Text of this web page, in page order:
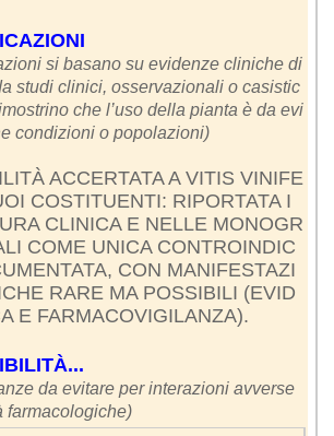
si basano su evidenze cliniche di
studi clinici, osservazionali o casistic
che l’uso della pianta è da evi
condizioni o popolazioni)
ACCERTATA A VITIS VINIFE
COSTITUENTI: RIPORTATA I
CLINICA E NELLE MONOGR
COME UNICA CONTROINDIC
CON MANIFESTAZI
RARE MA POSSIBILI (EVID
E FARMACOVIGILANZA).
da evitare per interazioni avverse
farmacologiche)